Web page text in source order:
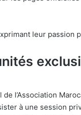
leur passion
l’Association
à une session